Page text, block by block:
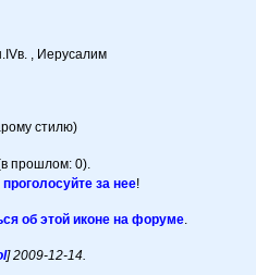
, Иерусалим
стилю)
прошлом: 0).
проголосуйте за нее!
об этой иконе на форуме.
] 2009-12-14.